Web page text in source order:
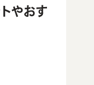
やおす